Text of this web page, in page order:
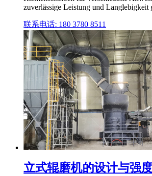
zuverlässige Leistung und Langlebigkeit
联系电话: 180 3780 8511
立式辊磨机的设计与强